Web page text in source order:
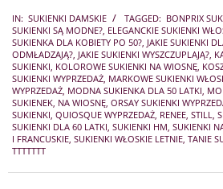
10-
18
IN: SUKIENKI DAMSKIE TAGGED: BONPRIX
SUKIENKI SĄ MODNE? ELEGANCKIE SUKIENKI
SUKIENKA DLA KOBIETY PO 50? JAKIE SUKIENKI
ODMŁADZAJĄ? JAKIE SUKIENKI WYSZCZUPLAJĄ?
SUKIENKI KOLOROWE SUKIENKI NA WIOSNĘ
SUKIENKI WYPRZEDAŻ MARKOWE SUKIENKI
WYPRZEDAŻ MODNA SUKIENKA DLA 50 LATKI
SUKIENEK NA WIOSNĘ ORSAY SUKIENKI
SUKIENKI QUIOSQUE WYPRZEDAŻ RENEE STILL
SUKIENKI DLA 60 LATKI SUKIENKI HM SUKIENKI
I FRANCUSKIE SUKIENKI WŁOSKIE LETNIE TANIE
TTTTTTT